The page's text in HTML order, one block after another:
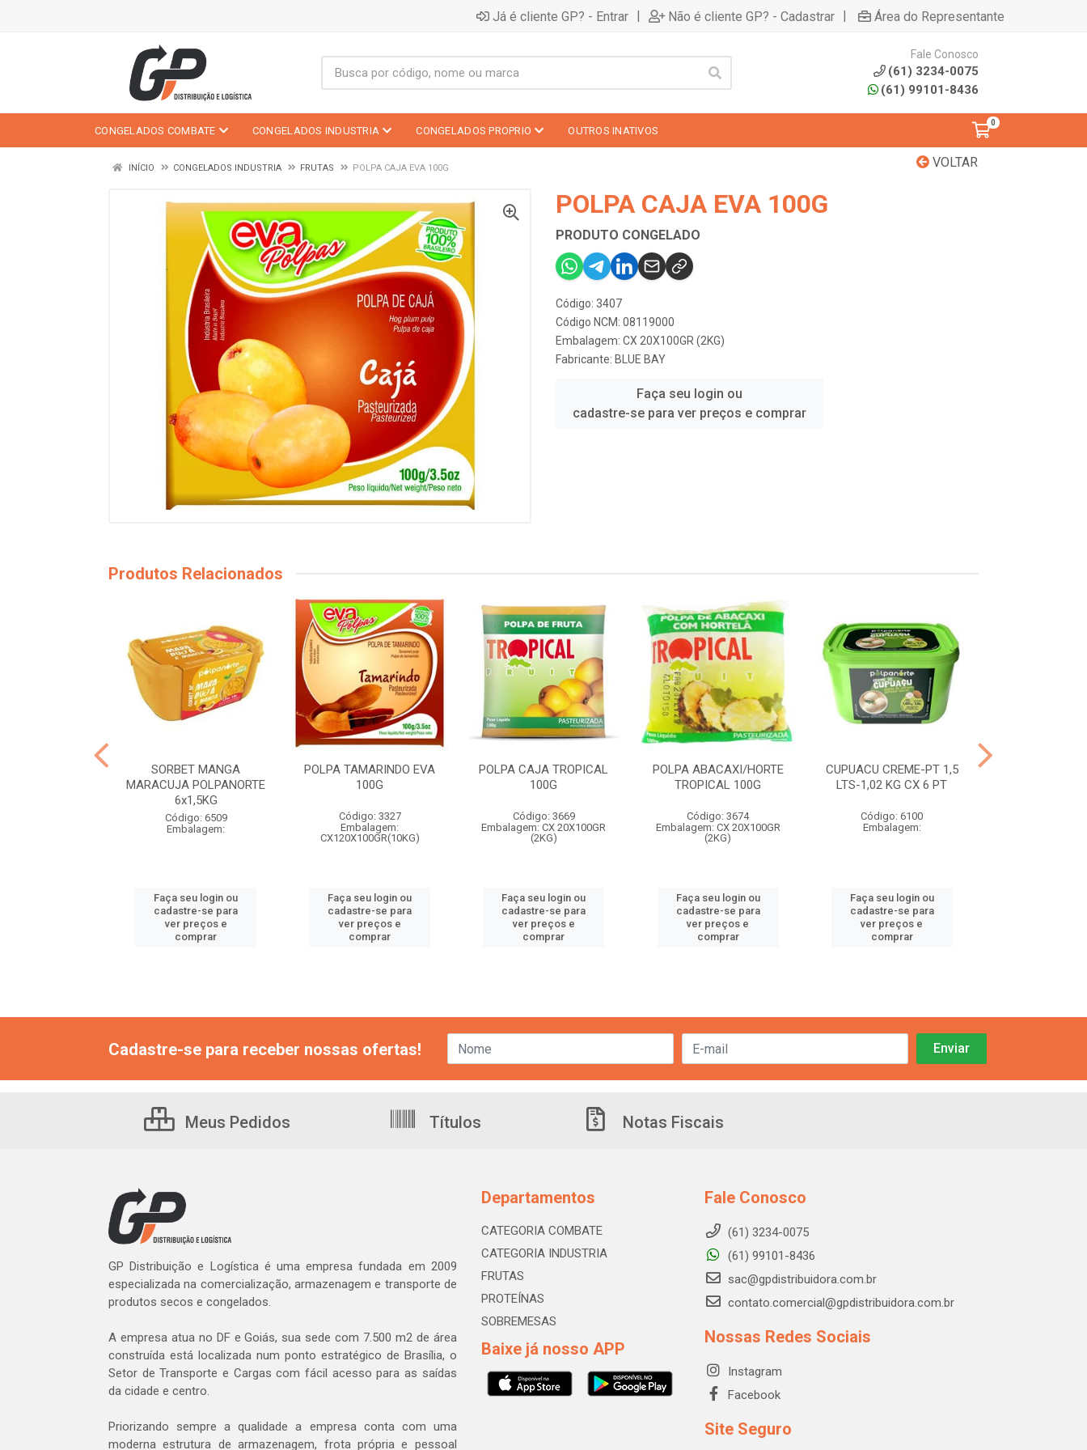
Já é cliente GP? - Entrar | Não é cliente GP? - Cadastrar | Área do Representante
Fale Conosco
(61) 3234-0075
(61) 99101-8436
CONGELADOS COMBATE CONGELADOS INDUSTRIA CONGELADOS PROPRIO OUTROS INATIVOS
0
VOLTAR
INÍCIO CONGELADOS INDUSTRIA FRUTAS POLPA CAJA EVA 100G
POLPA CAJA EVA 100G
PRODUTO CONGELADO
Código: 3407
Código NCM: 08119000
Embalagem: CX 20X100GR (2KG)
Fabricante: BLUE BAY
Faça seu login ou
cadastre-se para ver preços e comprar
Produtos Relacionados
SORBET MANGA
MARACUJA POLPANORTE
6x1,5KG
Código: 6509
Embalagem:
Faça seu login ou
cadastre-se para
ver preços e
comprar
POLPA TAMARINDO EVA
100G
Código: 3327
Embalagem:
CX120X100GR(10KG)
Faça seu login ou
cadastre-se para
ver preços e
comprar
POLPA CAJA TROPICAL
100G
Código: 3669
Embalagem: CX 20X100GR
(2KG)
Faça seu login ou
cadastre-se para
ver preços e
comprar
POLPA ABACAXI/HORTE
TROPICAL 100G
Código: 3674
Embalagem: CX 20X100GR
(2KG)
Faça seu login ou
cadastre-se para
ver preços e
comprar
CUPUACU CREME-PT 1,5
LTS-1,02 KG CX 6 PT
Código: 6100
Embalagem:
Faça seu login ou
cadastre-se para
ver preços e
comprar
Cadastre-se para receber nossas ofertas!
Meus Pedidos Títulos Notas Fiscais
GP Distribuição e Logística é uma empresa fundada em 2009
especializada na comercialização, armazenagem e transporte de
produtos secos e congelados.
A empresa atua no DF e Goiás, sua sede com 7.500 m2 de área
construída está localizada num ponto estratégico de Brasília, o
Setor de Transporte e Cargas com fácil acesso para as saídas
da cidade e centro.
Priorizando sempre a qualidade a empresa conta com uma
moderna estrutura de armazenagem, frota própria e pessoal
Departamentos
CATEGORIA COMBATE
CATEGORIA INDUSTRIA
FRUTAS
PROTEÍNAS
SOBREMESAS
Baixe já nosso APP
Fale Conosco
(61) 3234-0075
(61) 99101-8436
sac@gpdistribuidora.com.br
contato.comercial@gpdistribuidora.com.br
Nossas Redes Sociais
Instagram
Facebook
Site Seguro